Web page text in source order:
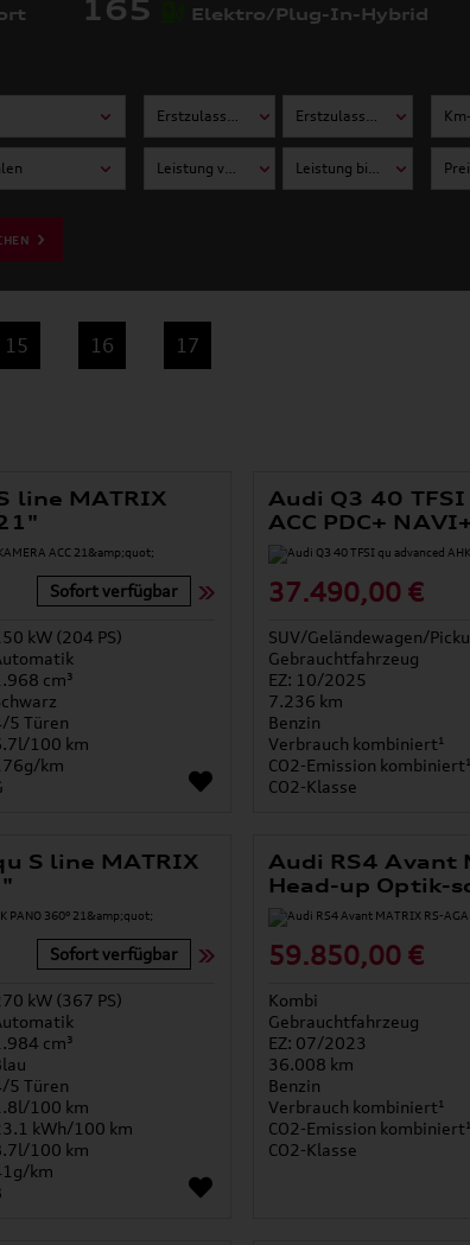
165 Elektro/Plug-In-Hybrid
15 16 17
line MATRIX
Sofort verfügbar
kW (204 PS)
cm³
5 Türen
100 km
km
Audi Q3 40
ACC PDC+
37.490,00 €
SUV/Geländewagen/
Gebrauchtfahrzeug
EZ: 10/2025
7.236 km
Benzin
Verbrauch kombiniert¹
CO2-Emission kombiniert¹
CO2-Klasse
S line MATRIX
Sofort verfügbar
kW (367 PS)
cm³
5 Türen
100 km
kWh/100 km
100 km
km
Audi RS4 Avant
Head-up Optik-
59.850,00 €
Kombi
Gebrauchtfahrzeug
EZ: 07/2023
36.008 km
Benzin
Verbrauch kombiniert¹
CO2-Emission kombiniert¹
CO2-Klasse